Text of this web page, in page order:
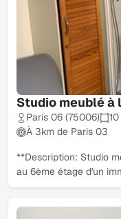
Studio meublé à
Paris 06 (75006) 10
À 3km de Paris 03
**Description: Studio
au 6ème étage d'un